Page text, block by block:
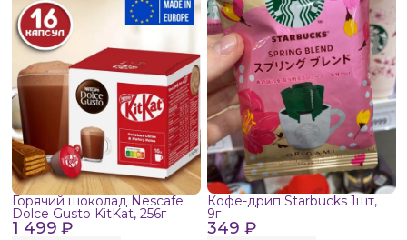
1 499 ₽
Горячий шоколад Nescafe
Dolce Gusto KitKat, 256г
349 ₽
Кофе-дрип Starbucks 1шт,
9г